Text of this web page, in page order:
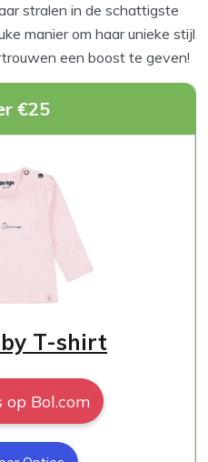
stralen in de schattigste
manier om haar unieke stijl
een boost te geven!
€25
T-shirt
op Bol.com